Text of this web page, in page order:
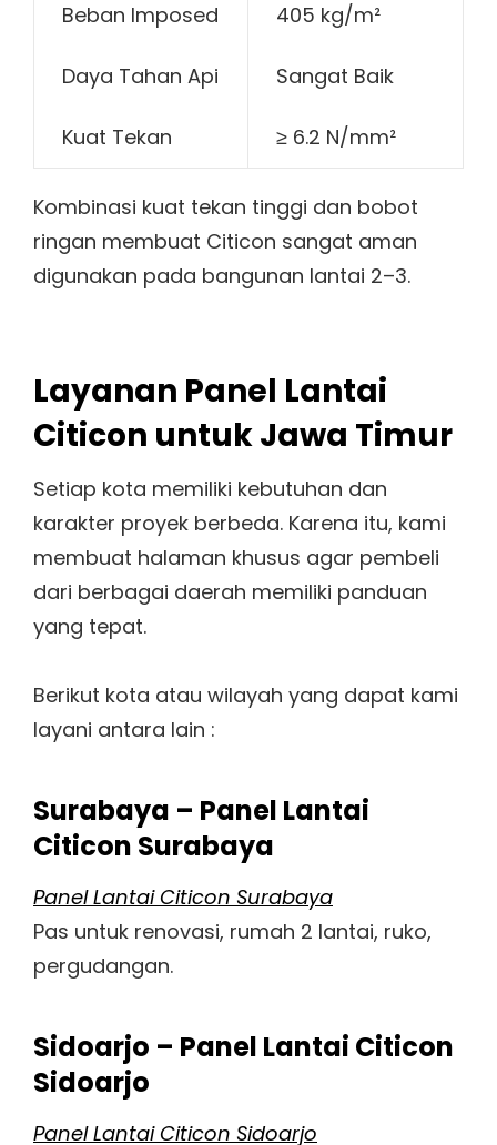
Beban Imposed 405 kg/m²
Daya Tahan Api Sangat Baik
Kuat Tekan ≥ 6.2 N/mm²
Kombinasi kuat tekan tinggi dan bobot
ringan membuat Citicon sangat aman
digunakan pada bangunan lantai 2–3.
Layanan Panel Lantai
Citicon untuk Jawa Timur
Setiap kota memiliki kebutuhan dan
karakter proyek berbeda. Karena itu, kami
membuat halaman khusus agar pembeli
dari berbagai daerah memiliki panduan
yang tepat.
Berikut kota atau wilayah yang dapat kami
layani antara lain :
Surabaya – Panel Lantai
Citicon Surabaya
Panel Lantai Citicon Surabaya
Pas untuk renovasi, rumah 2 lantai, ruko,
pergudangan.
Sidoarjo – Panel Lantai Citicon
Sidoarjo
Panel Lantai Citicon Sidoarjo